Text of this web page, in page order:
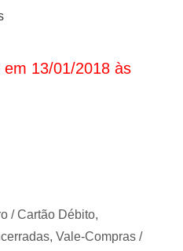
13/01/2018 às
/ Cartão Débito,
, Vale-Compras /